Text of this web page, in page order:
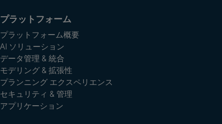
プラットフォーム
プラットフォーム概要
AI ソリューション
データ管理 & 統合
モデリング & 拡張性
プランニング エクスペリエンス
セキュリティ & 管理
アプリケーション